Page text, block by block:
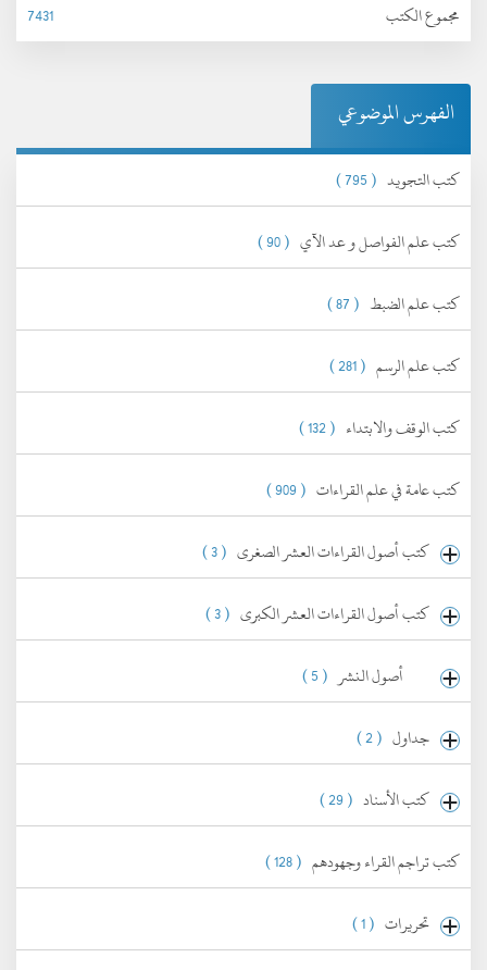
مجموع الكتب
7431
الفهرس الموضوعي
كتب التجويد ( 795 )
كتب علم الفواصل و عد الآي ( 90 )
كتب علم الضبط ( 87 )
كتب علم الرسم ( 281 )
كتب الوقف والابتداء ( 132 )
كتب عامة في علم القراءات ( 909 )
كتب أصول القراءات العشر الصغرى ( 3 )
كتب أصول القراءات العشر الكبرى ( 3 )
أصول النشر ( 5 )
جداول ( 2 )
كتب الأسناد ( 29 )
كتب تراجم القراء وجهودهم ( 128 )
تحريرات ( 1 )